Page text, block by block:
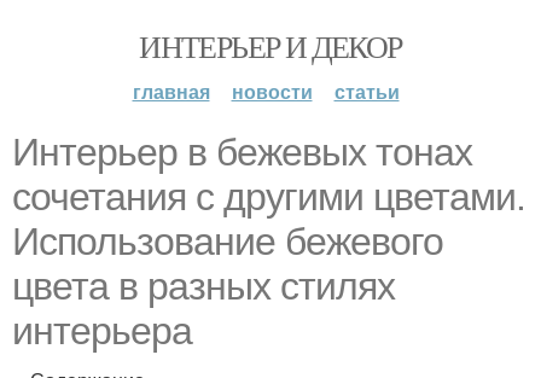
ИНТЕРЬЕР И ДЕКОР
главная новости статьи
Интерьер в бежевых тонах
сочетания с другими цветами.
Использование бежевого
цвета в разных стилях
интерьера